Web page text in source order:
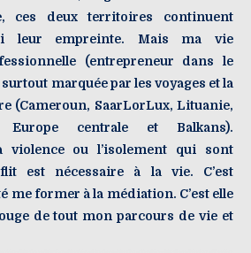
ces deux territoires continuent
leur empreinte. Mais ma vie
(entrepreneur dans le
marquée par les voyages et la
(Cameroun, SaarLorLux, Lituanie,
Europe centrale et Balkans).
violence ou l’isolement qui sont
est nécessaire à la vie. C’est
me former à la médiation. C’est elle
de tout mon parcours de vie et